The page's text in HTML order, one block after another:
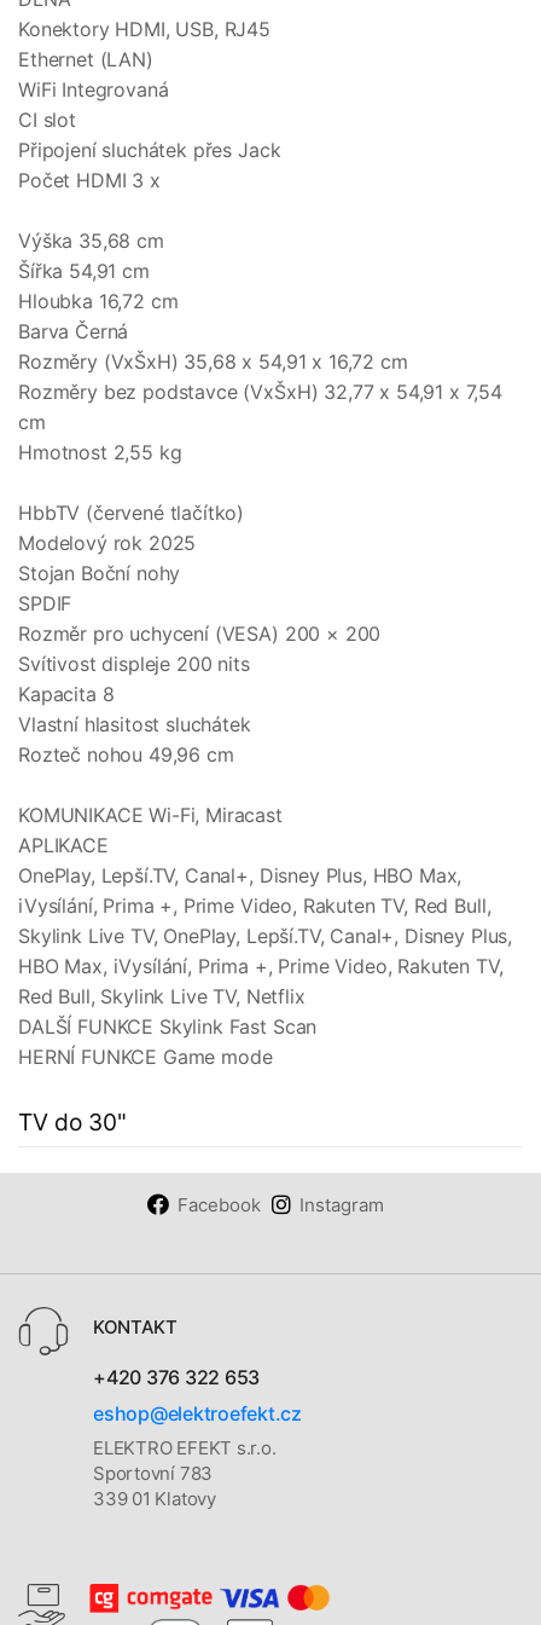
Konektory HDMI, USB, RJ45
Ethernet (LAN)
WiFi Integrovaná
CI slot
Připojení sluchátek přes Jack
Počet HDMI 3 x
Výška 35,68 cm
Šířka 54,91 cm
Hloubka 16,72 cm
Barva Černá
Rozměry (VxŠxH) 35,68 x 54,91 x 16,72 cm
Rozměry bez podstavce (VxŠxH) 32,77 x 54,91 x 7,54
cm
Hmotnost 2,55 kg
HbbTV (červené tlačítko)
Modelový rok 2025
Stojan Boční nohy
SPDIF
Rozměr pro uchycení (VESA) 200 × 200
Svítivost displeje 200 nits
Kapacita 8
Vlastní hlasitost sluchátek
Rozteč nohou 49,96 cm
KOMUNIKACE Wi-Fi, Miracast
APLIKACE
OnePlay, Lepší.TV, Canal+, Disney Plus, HBO Max,
iVysílání, Prima +, Prime Video, Rakuten TV, Red Bull,
Skylink Live TV, OnePlay, Lepší.TV, Canal+, Disney Plus,
HBO Max, iVysílání, Prima +, Prime Video, Rakuten TV,
Red Bull, Skylink Live TV, Netflix
DALŠÍ FUNKCE Skylink Fast Scan
HERNÍ FUNKCE Game mode
TV do 30"
Facebook Instagram
KONTAKT
+420 376 322 653
eshop@elektroefekt.cz
ELEKTRO EFEKT s.r.o.
Sportovní 783
339 01 Klatovy